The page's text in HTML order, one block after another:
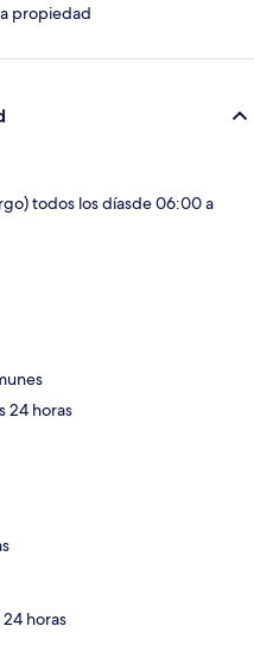
propiedad
todos los díasde 06:00 a
24 horas
horas